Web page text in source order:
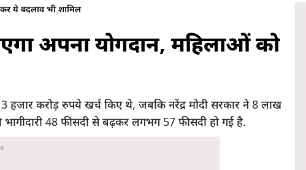
ये बदलाव भी शामिल
अपना योगदान, महिलाओं को
हजार करोड़ रुपये खर्च किए थे, जबकि नरेंद्र मोदी सरकार ने 8 लाख
48 फीसदी से बढ़कर लगभग 57 फीसदी हो गई है.